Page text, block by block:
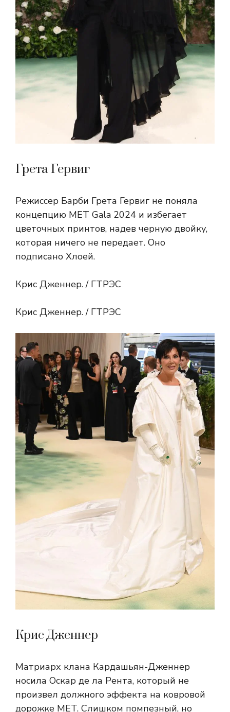
Грета Гервиг
Режиссер Барби Грета Гервиг не поняла
концепцию MET Gala 2024 и избегает
цветочных принтов, надев черную двойку,
которая ничего не передает. Оно
подписано Хлоей.
Крис Дженнер. / ГТРЭС
Крис Дженнер. / ГТРЭС
Крис Дженнер
Матриарх клана Кардашьян-Дженнер
носила Оскар де ла Рента, который не
произвел должного эффекта на ковровой
дорожке MET. Слишком помпезный, но